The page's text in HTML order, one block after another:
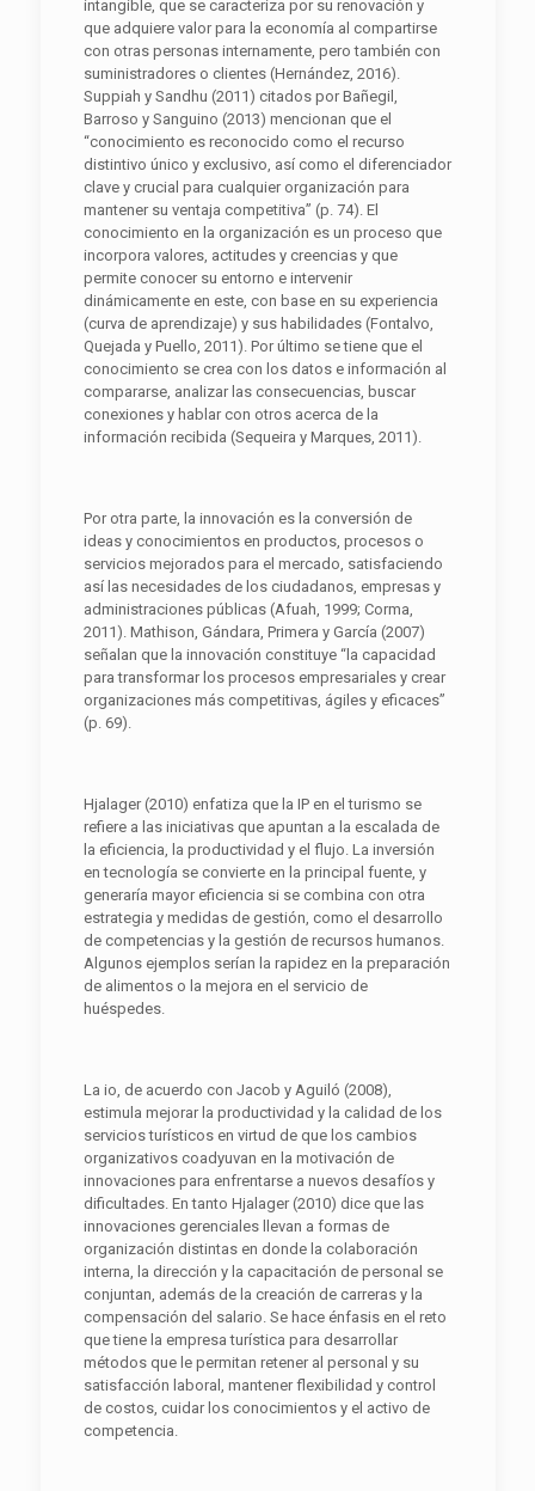
intangible, que se caracteriza por su renovación y
que adquiere valor para la economía al compartirse
con otras personas internamente, pero también con
suministradores o clientes (Hernández, 2016).
Suppiah y Sandhu (2011) citados por Bañegil,
Barroso y Sanguino (2013) mencionan que el
“conocimiento es reconocido como el recurso
distintivo único y exclusivo, así como el diferenciador
clave y crucial para cualquier organización para
mantener su ventaja competitiva” (p. 74). El
conocimiento en la organización es un proceso que
incorpora valores, actitudes y creencias y que
permite conocer su entorno e intervenir
dinámicamente en este, con base en su experiencia
(curva de aprendizaje) y sus habilidades (Fontalvo,
Quejada y Puello, 2011). Por último se tiene que el
conocimiento se crea con los datos e información al
compararse, analizar las consecuencias, buscar
conexiones y hablar con otros acerca de la
información recibida (Sequeira y Marques, 2011).
Por otra parte, la innovación es la conversión de
ideas y conocimientos en productos, procesos o
servicios mejorados para el mercado, satisfaciendo
así las necesidades de los ciudadanos, empresas y
administraciones públicas (Afuah, 1999; Corma,
2011). Mathison, Gándara, Primera y García (2007)
señalan que la innovación constituye “la capacidad
para transformar los procesos empresariales y crear
organizaciones más competitivas, ágiles y eficaces”
(p. 69).
Hjalager (2010) enfatiza que la IP en el turismo se
refiere a las iniciativas que apuntan a la escalada de
la eficiencia, la productividad y el flujo. La inversión
en tecnología se convierte en la principal fuente, y
generaría mayor eficiencia si se combina con otra
estrategia y medidas de gestión, como el desarrollo
de competencias y la gestión de recursos humanos.
Algunos ejemplos serían la rapidez en la preparación
de alimentos o la mejora en el servicio de
huéspedes.
La io, de acuerdo con Jacob y Aguiló (2008),
estimula mejorar la productividad y la calidad de los
servicios turísticos en virtud de que los cambios
organizativos coadyuvan en la motivación de
innovaciones para enfrentarse a nuevos desafíos y
dificultades. En tanto Hjalager (2010) dice que las
innovaciones gerenciales llevan a formas de
organización distintas en donde la colaboración
interna, la dirección y la capacitación de personal se
conjuntan, además de la creación de carreras y la
compensación del salario. Se hace énfasis en el reto
que tiene la empresa turística para desarrollar
métodos que le permitan retener al personal y su
satisfacción laboral, mantener flexibilidad y control
de costos, cuidar los conocimientos y el activo de
competencia.